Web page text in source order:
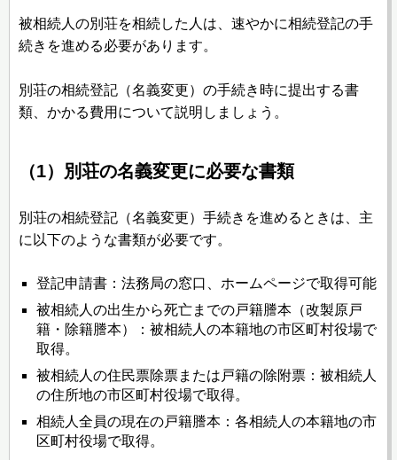
被相続人の別荘を相続した人は、速やかに相続登記の手
続きを進める必要があります。
別荘の相続登記（名義変更）の手続き時に提出する書
類、かかる費用について説明しましょう。
（1）別荘の名義変更に必要な書類
別荘の相続登記（名義変更）手続きを進めるときは、主
に以下のような書類が必要です。
登記申請書：法務局の窓口、ホームページで取得可能
被相続人の出生から死亡までの戸籍謄本（改製原戸
籍・除籍謄本）：被相続人の本籍地の市区町村役場で
取得。
被相続人の住民票除票または戸籍の除附票：被相続人
の住所地の市区町村役場で取得。
相続人全員の現在の戸籍謄本：各相続人の本籍地の市
区町村役場で取得。